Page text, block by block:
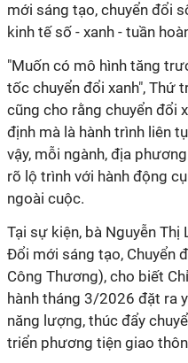
mới sáng tạo, chuyển đổi
kinh tế số - xanh - tuần
"Muốn có mô hình tăng
tốc chuyển đổi xanh", Thứ
cũng cho rằng chuyển đổi
định mà là hành trình liên
vậy, mỗi ngành, địa
rõ lộ trình với hành động
ngoài cuộc.
Tại sự kiện, bà Nguyễn Thị
Đổi mới sáng tạo, Chuyển
Công Thương), cho biết
hành tháng 3/2026 đặt ra
năng lượng, thúc đẩy
triển phương tiện giao